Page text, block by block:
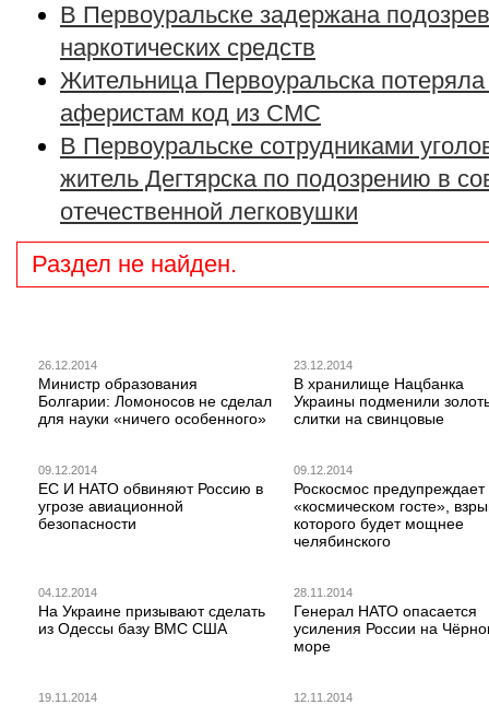
В Первоуральске задержана
наркотических средств
Жительница Первоуральска
аферистам код из СМС
В Первоуральске сотрудниками
житель Дегтярска по подозрению в
отечественной легковушки
Раздел не найден.
26.12.2014
Министр образования
Болгарии: Ломоносов не сделал
для науки «ничего особенного»
23.12.2014
В хранилище Нацбанка
Украины подменили
слитки на свинцовые
09.12.2014
ЕС И НАТО обвиняют Россию в
угрозе авиационной
безопасности
09.12.2014
Роскосмос предупреждает
«космическом госте»,
которого будет мощнее
челябинского
04.12.2014
На Украине призывают сделать
из Одессы базу ВМС США
28.11.2014
Генерал НАТО опасается
усиления России на
море
19.11.2014 12.11.2014